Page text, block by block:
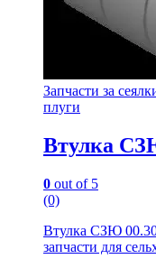
Запчасти за
плуги
Втулка
0 out of 5
(0)
Втулка СЗЮ
запчасти для